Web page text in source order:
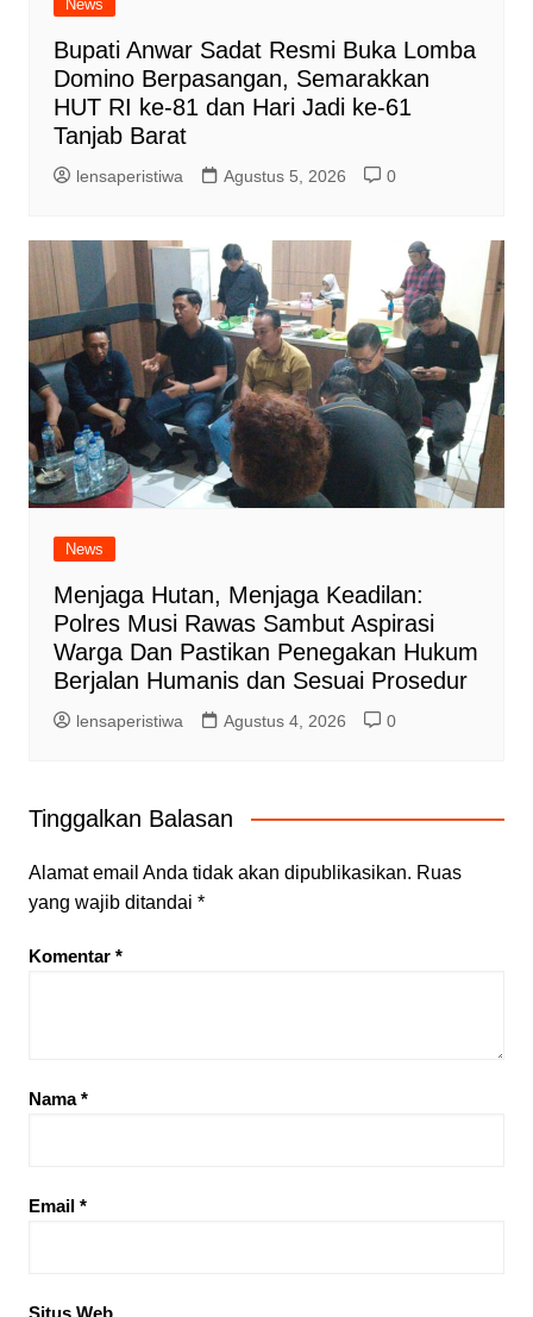
News
Bupati Anwar Sadat Resmi Buka Lomba
Domino Berpasangan, Semarakkan
HUT RI ke-81 dan Hari Jadi ke-61
Tanjab Barat
lensaperistiwa Agustus 5, 2026 0
News
Menjaga Hutan, Menjaga Keadilan:
Polres Musi Rawas Sambut Aspirasi
Warga Dan Pastikan Penegakan Hukum
Berjalan Humanis dan Sesuai Prosedur
lensaperistiwa Agustus 4, 2026 0
Tinggalkan Balasan
Alamat email Anda tidak akan dipublikasikan. Ruas
yang wajib ditandai *
Komentar *
Nama*
Email *
Situs Web